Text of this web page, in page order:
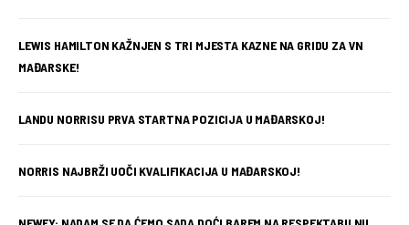
LEWIS HAMILTON KAŽNJEN S TRI MJESTA KAZNE NA GRIDU ZA VN
MAĐARSKE!
LANDU NORRISU PRVA STARTNA POZICIJA U MAĐARSKOJ!
NORRIS NAJBRŽI UOČI KVALIFIKACIJA U MAĐARSKOJ!